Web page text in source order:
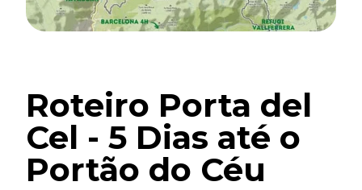
Roteiro Porta del
Cel - 5 Dias até o
Portão do Céu